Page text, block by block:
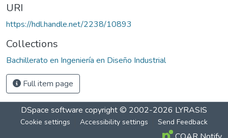
URI
https://hdl.handle.net/2238/10893
Collections
Bachillerato en Ingeniería en Diseño Industrial
Full item page
DSpace software copyright © 2002-2026 LYRASIS
Cookie settings Accessibility settings Send Feedback